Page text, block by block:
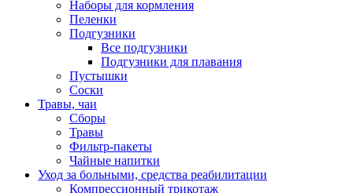
Наборы для кормления
Пеленки
Подгузники
Все подгузники
Подгузники для плавания
Пустышки
Соски
Травы, чаи
Сборы
Травы
Фильтр-пакеты
Чайные напитки
Уход за больными, средства реабилитации
Компрессионный трикотаж